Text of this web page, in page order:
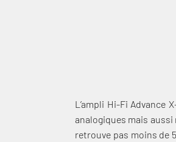
L’ampli Hi-Fi Advance
analogiques mais
retrouve pas moins de